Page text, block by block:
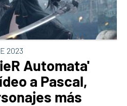
2023
Automata'
a Pascal,
más